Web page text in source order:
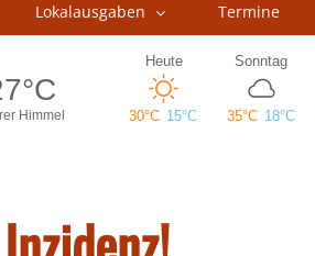
Lokalausgaben Termine